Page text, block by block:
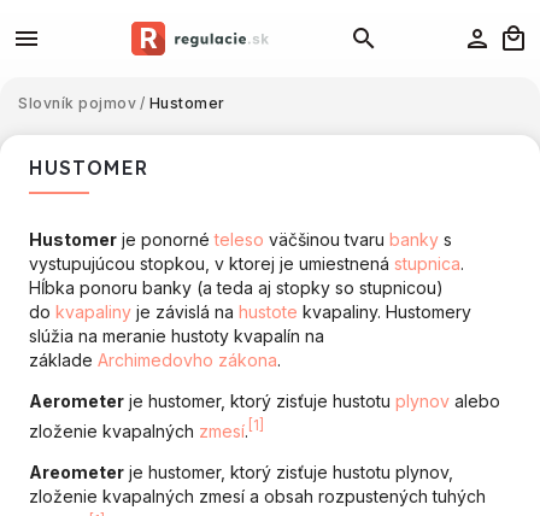
Slovník pojmov / Hustomer
HUSTOMER
Hustomer je ponorné teleso väčšinou tvaru banky s
vystupujúcou stopkou, v ktorej je umiestnená stupnica.
Hĺbka ponoru banky (a teda aj stopky so stupnicou)
do kvapaliny je závislá na hustote kvapaliny. Hustomery
slúžia na meranie hustoty kvapalín na
základe Archimedovho zákona.
Aerometer je hustomer, ktorý zisťuje hustotu plynov alebo
zloženie kvapalných zmesí. [1]
Areometer je hustomer, ktorý zisťuje hustotu plynov,
zloženie kvapalných zmesí a obsah rozpustených tuhých